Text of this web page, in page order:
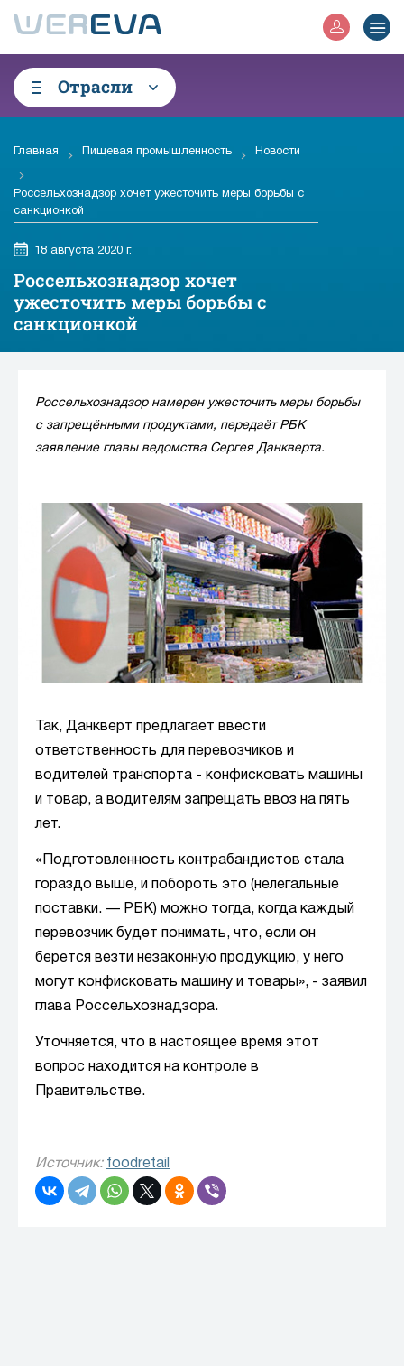
Отрасли
Главная Пищевая промышленность Новости
Россельхознадзор хочет ужесточить меры борьбы с
санкционкой
18 августа 2020 г.
Россельхознадзор хочет
ужесточить меры борьбы с
санкционкой
Россельхознадзор намерен ужесточить меры борьбы
с запрещёнными продуктами, передаёт РБК
заявление главы ведомства Сергея Данкверта.
Так, Данкверт предлагает ввести
ответственность для перевозчиков и
водителей транспорта - конфисковать машины
и товар, а водителям запрещать ввоз на пять
лет.
«Подготовленность контрабандистов стала
гораздо выше, и побороть это (нелегальные
поставки. — РБК) можно тогда, когда каждый
перевозчик будет понимать, что, если он
берется везти незаконную продукцию, у него
могут конфисковать машину и товары», - заявил
глава Россельхознадзора.
Уточняется, что в настоящее время этот
вопрос находится на контроле в
Правительстве.
Источник: foodretail